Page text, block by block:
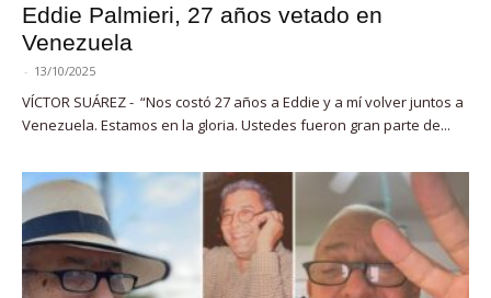
Eddie Palmieri, 27 años vetado en
Venezuela
- 13/10/2025
VÍCTOR SUÁREZ - “Nos costó 27 años a Eddie y a mí volver juntos a
Venezuela. Estamos en la gloria. Ustedes fueron gran parte de...